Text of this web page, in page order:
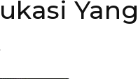
Yang